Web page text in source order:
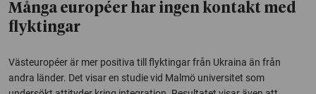
Många européer har ingen kontakt med
flyktingar
Västeuropéer är mer positiva till flyktingar från Ukraina än från
andra länder. Det visar en studie vid Malmö universitet som